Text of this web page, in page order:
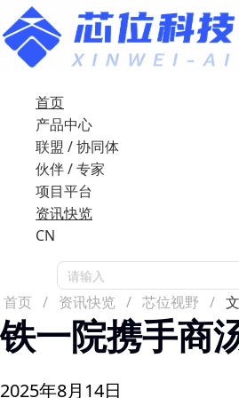
首页
产品中心
联盟 / 协同体
伙伴 / 专家
项目平台
资讯快览
CN
请输入
首页 / 资讯快览 / 芯位视野 /
铁一院携手商
2025年8月14日